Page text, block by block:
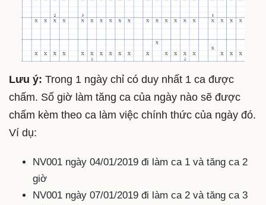
Lưu ý: Trong 1 ngày chỉ có duy nhất 1 ca được
chấm. Số giờ làm tăng ca của ngày nào sẽ được
chấm kèm theo ca làm việc chính thức của ngày đó.
Ví dụ:
NV001 ngày 04/01/2019 đi làm ca 1 và tăng ca 2
giờ
NV001 ngày 07/01/2019 đi làm ca 2 và tăng ca 3